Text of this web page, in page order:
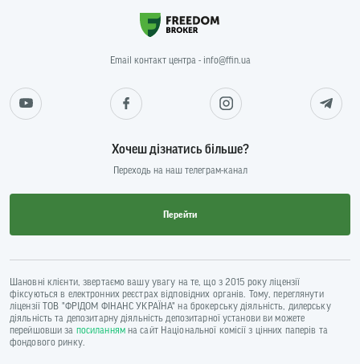
Email контакт центра - info@ffin.ua
Хочеш дізнатись більше?
Переходь на наш телеграм-канал
Перейти
Шановні клієнти, звертаємо вашу увагу на те, що з 2015 року ліцензії
фіксуються в електронних реєстрах відповідних органів. Тому, переглянути
ліцензії ТОВ "ФРІДОМ ФІНАНС УКРАЇНА" на брокерську діяльність, дилерську
діяльність та депозитарну діяльність депозитарної установи ви можете
перейшовши за посиланнямна сайт Національної комісії з цінних паперів та
фондового ринку.